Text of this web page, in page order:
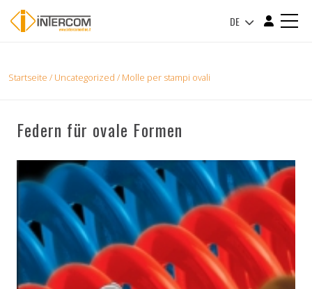
DE
Startseite / Uncategorized / Molle per stampi ovali
Federn für ovale Formen